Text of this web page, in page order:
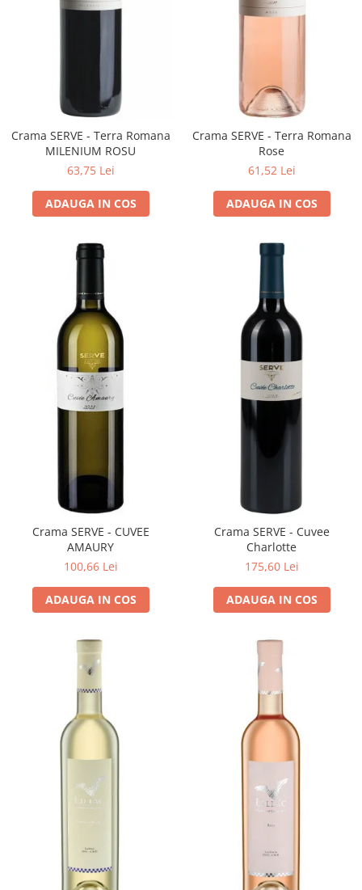
Crama SERVE - Terra Romana
MILENIUM ROSU
63,75 Lei
ADAUGA IN COS
Crama SERVE - Terra Romana
Rose
61,52 Lei
ADAUGA IN COS
Crama SERVE - CUVEE
AMAURY
100,66 Lei
ADAUGA IN COS
Crama SERVE - Cuvee
Charlotte
175,60 Lei
ADAUGA IN COS